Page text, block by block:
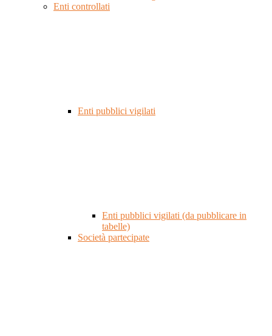
Enti controllati
Enti pubblici vigilati
Enti pubblici vigilati (da pubblicare in
tabelle)
Società partecipate